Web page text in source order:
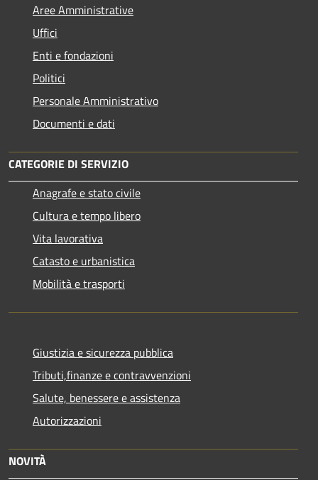
Aree Amministrative
Uffici
Enti e fondazioni
Politici
Personale Amministrativo
Documenti e dati
CATEGORIE DI SERVIZIO
Anagrafe e stato civile
Cultura e tempo libero
Vita lavorativa
Catasto e urbanistica
Mobilità e trasporti
Giustizia e sicurezza pubblica
Tributi,finanze e contravvenzioni
Salute, benessere e assistenza
Autorizzazioni
NOVITÀ